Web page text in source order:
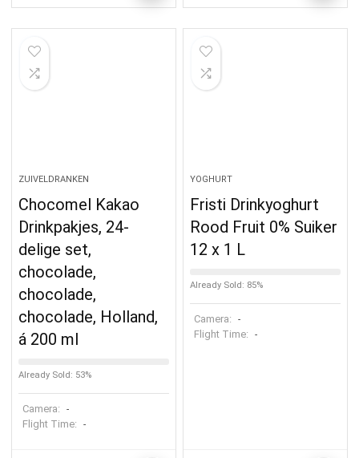
ZUIVELDRANKEN
Chocomel Kakao
Drinkpakjes, 24-
delige set,
chocolade,
chocolade,
chocolade, Holland,
á 200 ml
Already Sold: 53%
Camera: -
Flight Time: -
YOGHURT
Fristi Drinkyoghurt
Rood Fruit 0% Suiker
12 x 1 L
Already Sold: 85%
Camera: -
Flight Time: -